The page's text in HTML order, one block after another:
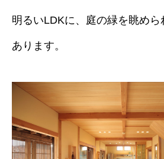
明るいLDKに、庭の緑を眺め
あります。